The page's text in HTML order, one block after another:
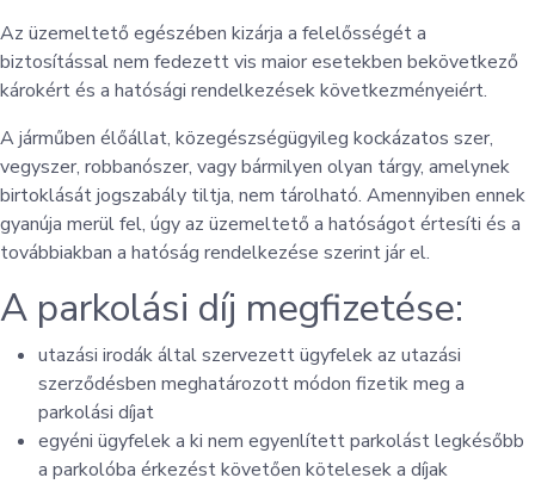
Az üzemeltető egészében kizárja a felelősségét a
biztosítással nem fedezett vis maior esetekben bekövetkező
károkért és a hatósági rendelkezések következményeiért.
A járműben élőállat, közegészségügyileg kockázatos szer,
vegyszer, robbanószer, vagy bármilyen olyan tárgy, amelynek
birtoklását jogszabály tiltja, nem tárolható. Amennyiben ennek
gyanúja merül fel, úgy az üzemeltető a hatóságot értesíti és a
továbbiakban a hatóság rendelkezése szerint jár el.
A parkolási díj megfizetése:
utazási irodák által szervezett ügyfelek az utazási
szerződésben meghatározott módon fizetik meg a
parkolási díjat
egyéni ügyfelek a ki nem egyenlített parkolást legkésőbb
a parkolóba érkezést követően kötelesek a díjak